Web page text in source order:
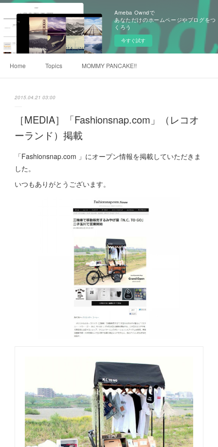
Ameba Owndで
あなただけのホームページやブログをつ
くろう
今すぐ試す
Home Topics MOMMY PANCAKE!!
2015.04.21 03:00
［MEDIA］「Fashionsnap.com」（レコオ
ーランド）掲載
「Fashionsnap.com 」にオープン情報を掲載していただきま
した。
いつもありがとうございます。